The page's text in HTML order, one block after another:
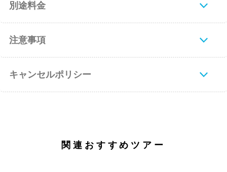
別途料金
注意事項
キャンセルポリシー
関連おすすめツアー